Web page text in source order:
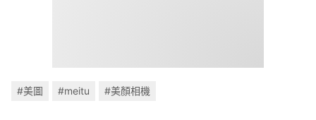
#美圖 #meitu #美顏相機